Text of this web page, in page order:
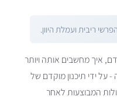
ריבית ועמלת היוון.
איך מחשבים אותה ויותר
על ידי תיכנון מוקדם של
המבוצעות לאחר